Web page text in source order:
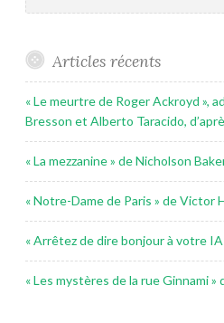
Articles récents
« Le meurtre de Roger Ackroyd »,
Bresson et Alberto Taracido,
« La mezzanine » de Nicholson
« Notre-Dame de Paris » de Victor
« Arrêtez de dire bonjour à votre
« Les mystères de la rue Ginnami »